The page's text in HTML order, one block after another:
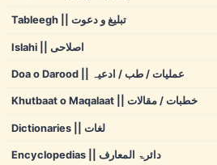
Tableegh || تبلیغ و دعوت
Islahi || اصلاحی
Doa o Darood || عملیات / طب / ادعیہ
Khutbaat o Maqalaat || خطبات / مقالات
Dictionaries || لغات
Encyclopedias || دائرۃ المعارف